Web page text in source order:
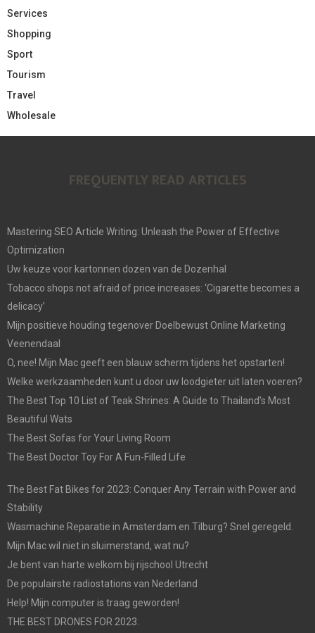
Services
Shopping
Sport
Tourism
Travel
Wholesale
FREQUENTLY READ ARTICLES
Mastering SEO Article Writing: Unleash the Power of Effective
Optimization
Uw keuze voor kartonnen dozen van de Dozenhal
Tobacco shops not afraid of price increases: ‘Cigarette becomes a
delicacy’
Mijn positieve houding tegenover Doelbewust Online Marketing
Veenendaal
O, nee! Mijn Mac geeft een blauw scherm tijdens het opstarten!
Welke werkzaamheden kunt u door uw loodgieter uit laten voeren?
The Best Top 10 List of Teak Shrines: A Guide to Thailand’s Most
Beautiful Wats
The Best Sofas for Your Living Room
The Best Doctor Toy For A Fun-Filled Life
The Best Fat Bikes for 2023: Conquer Any Terrain with Power and
Stability
Wasmachine Reparatie in Amsterdam en Tilburg? Snel geregeld.
Mijn Mac wil niet in sluimerstand, wat nu?
Je bent van harte welkom bij rijschool Utrecht
De populairste radiostations van Nederland
Help! Mijn computer is traag geworden!
THE BEST DRONES FOR 2023.